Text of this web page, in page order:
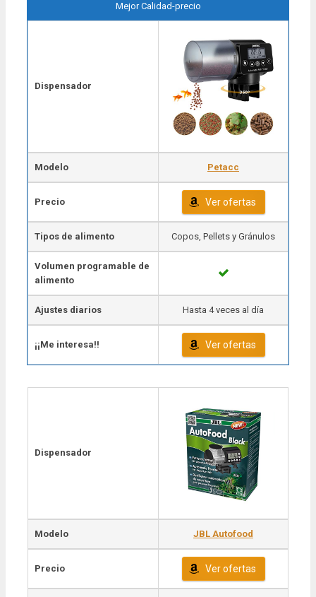
Mejor Calidad-precio
Dispensador
Modelo Petacc
Precio Ver ofertas
Tipos de alimento Copos, Pellets y Gránulos
Volumen programable de
alimento
Ajustes diarios Hasta 4 veces al día
¡¡Me interesa!! Ver ofertas
Dispensador
Modelo JBL Autofood
Precio Ver ofertas